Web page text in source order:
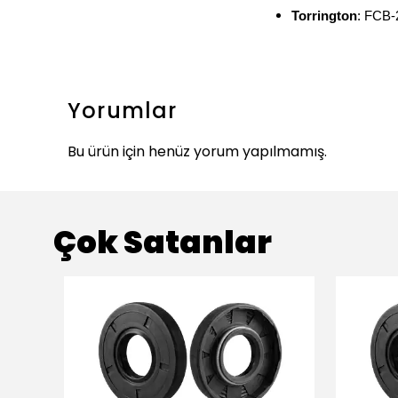
Torrington: FCB-
Yorumlar
Bu ürün için henüz yorum yapılmamış.
Çok Satanlar